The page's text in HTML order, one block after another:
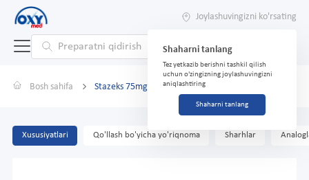
Joylashuvingizni ko'rsating
Shaharni tanlang
Tez yetkazib berishni tashkil qilish
uchun o'zingizning joylashuvingizni
aniqlashtiring
Shaharni tanlang
Bosh sahifa Stazeks 75mg №30
Xususiyatlari Qo'llash bo'yicha yo'riqnoma Sharhlar